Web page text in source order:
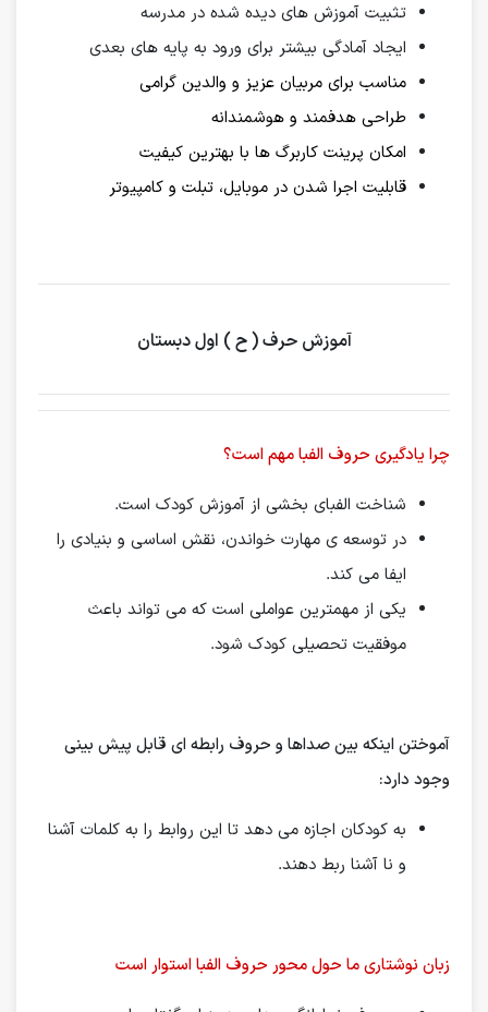
تثبیت آموزش های دیده شده در مدرسه
ایجاد آمادگی بیشتر برای ورود به پایه های بعدی
مناسب برای مربیان عزیز و والدین گرامی
طراحی هدفمند و هوشمندانه
امکان پرینت کاربرگ ها با بهترین کیفیت
قابلیت اجرا شدن در موبایل، تبلت و کامپیوتر
آموزش حرف ( ح ) اول دبستان
چرا یادگیری حروف الفبا مهم است؟
شناخت الفبای بخشی از آموزش کودک است.
در توسعه ی مهارت خواندن، نقش اساسی و بنیادی را
ایفا می کند.
یکی از مهمترین عواملی است که می تواند باعث
موفقیت تحصیلی کودک شود.
آموختن اینكه بین صداها و حروف رابطه ای قابل پیش بینی
وجود دارد:
به كودكان اجازه می دهد تا این روابط را به كلمات آشنا
و نا آشنا ربط دهند.
زبان نوشتاری ما حول محور حروف الفبا استوار است